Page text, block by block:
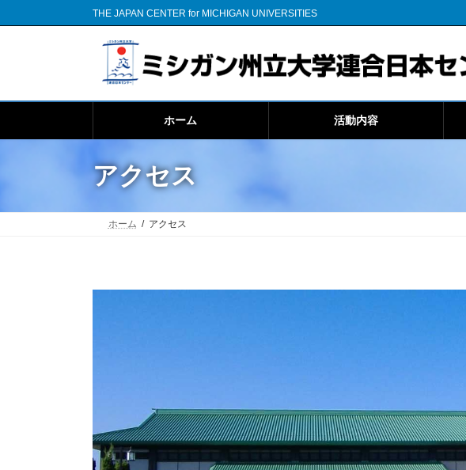
ン
ス
ッ
ビ
ン
移
THE JAPAN CENTER for MICHIGAN UNIVERSITIES
ホーム 活動内容
アクセス
ホーム アクセス